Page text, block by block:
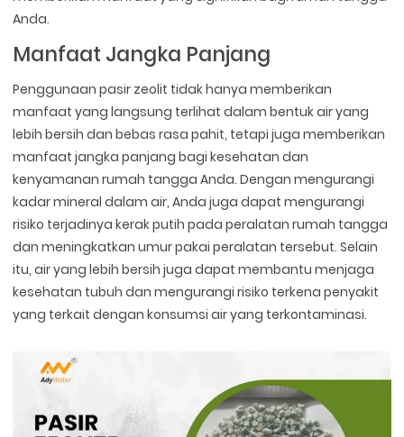
Anda.
Manfaat Jangka Panjang
Penggunaan pasir zeolit tidak hanya memberikan
manfaat yang langsung terlihat dalam bentuk air yang
lebih bersih dan bebas rasa pahit, tetapi juga memberikan
manfaat jangka panjang bagi kesehatan dan
kenyamanan rumah tangga Anda. Dengan mengurangi
kadar mineral dalam air, Anda juga dapat mengurangi
risiko terjadinya kerak putih pada peralatan rumah tangga
dan meningkatkan umur pakai peralatan tersebut. Selain
itu, air yang lebih bersih juga dapat membantu menjaga
kesehatan tubuh dan mengurangi risiko terkena penyakit
yang terkait dengan konsumsi air yang terkontaminasi.